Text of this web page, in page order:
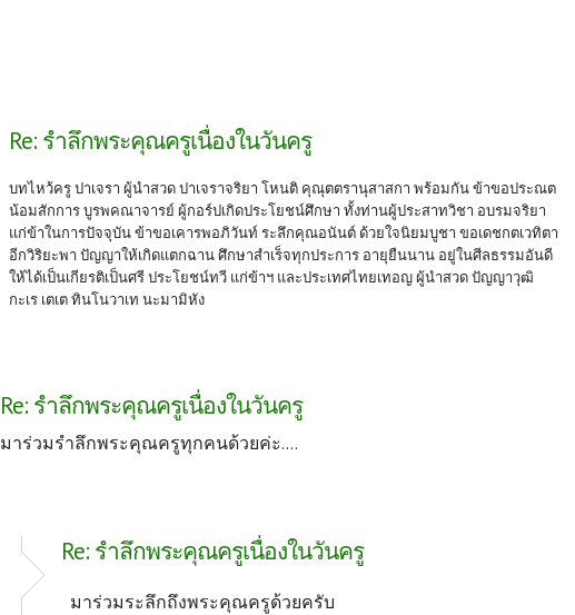
Re: รำลึกพระคุณครูเนื่องในวันครู
บทไหว้ครู ปาเจรา ผู้นำสวด ปาเจราจริยา โหนติ คุณุตตรานุสาสกา พร้อมกัน ข้าขอประณต
น้อมสักการ บูรพคณาจารย์ ผู้กอร์ปเกิดประโยชน์ศึกษา ทั้งท่านผู้ประสาทวิชา อบรมจริยา
แก่ข้าในการปัจจุบัน ข้าขอเคารพอภิวันท์ ระลึกคุณอนันต์ ด้วยใจนิยมบูชา ขอเดชกตเวทิตา
อีกวิริยะพา ปัญญาให้เกิดแตกฉาน ศึกษาสำเร็จทุกประการ อายุยืนนาน อยู่ในศีลธรรมอันดี
ให้ได้เป็นเกียรติเป็นศรี ประโยชน์ทวี แก่ข้าฯ และประเทศไทยเทอญ ผู้นำสวด ปัญญาวุฒิ
กะเร เตเต ทินโนวาเท นะมามิหัง
Re: รำลึกพระคุณครูเนื่องในวันครู
มาร่วมรำลึกพระคุณครูทุกคนด้วยค่ะ....
Re: รำลึกพระคุณครูเนื่องในวันครู
มาร่วมระลึกถึงพระคุณครูด้วยครับ